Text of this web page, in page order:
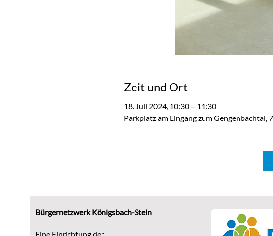
Zeit und Ort
18. Juli 2024, 10:30 – 11:30
Parkplatz am Eingang zum
Bürgernetzwerk Königsbach-Stein
Eine Einrichtung der